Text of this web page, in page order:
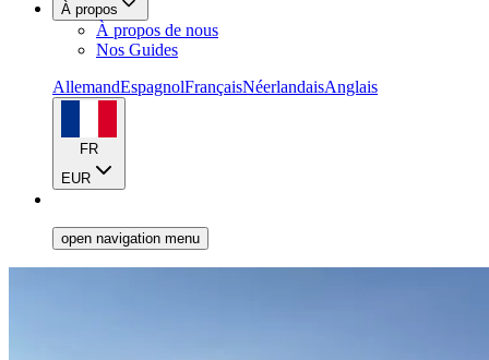
À propos
À propos de nous
Nos Guides
AllemandEspagnolFrançaisNéerlandaisAnglais
FR
EUR
open navigation menu